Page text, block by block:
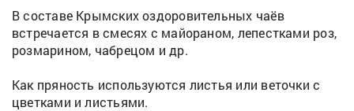
В составе Крымских оздоровительных чаёв
встречается в смесях с майораном, лепестками роз,
розмарином, чабрецом и др.
Как пряность используются листья или веточки с
цветками и листьями.